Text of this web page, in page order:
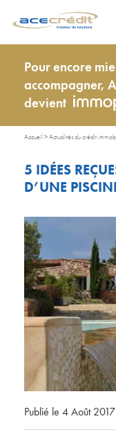
Pour encore
accompagner,
devient
Accueil >Actualités du crédit
5 IDÉES
D’UNE
Publié le 4 Août 2017